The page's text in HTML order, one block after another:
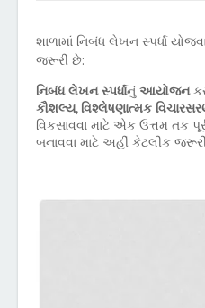
શાળામાં નિબંધ લેખન સ્પર્ધા
જરૂરી છે:
નિબંધ લેખન સ્પર્ધાનું આયોજન
કૌશલ્ય, વિશ્લેષણાત્મક
વિકસાવવા માટે એક ઉત્તમ તક
બનાવવા માટે અહીં કેટલીક